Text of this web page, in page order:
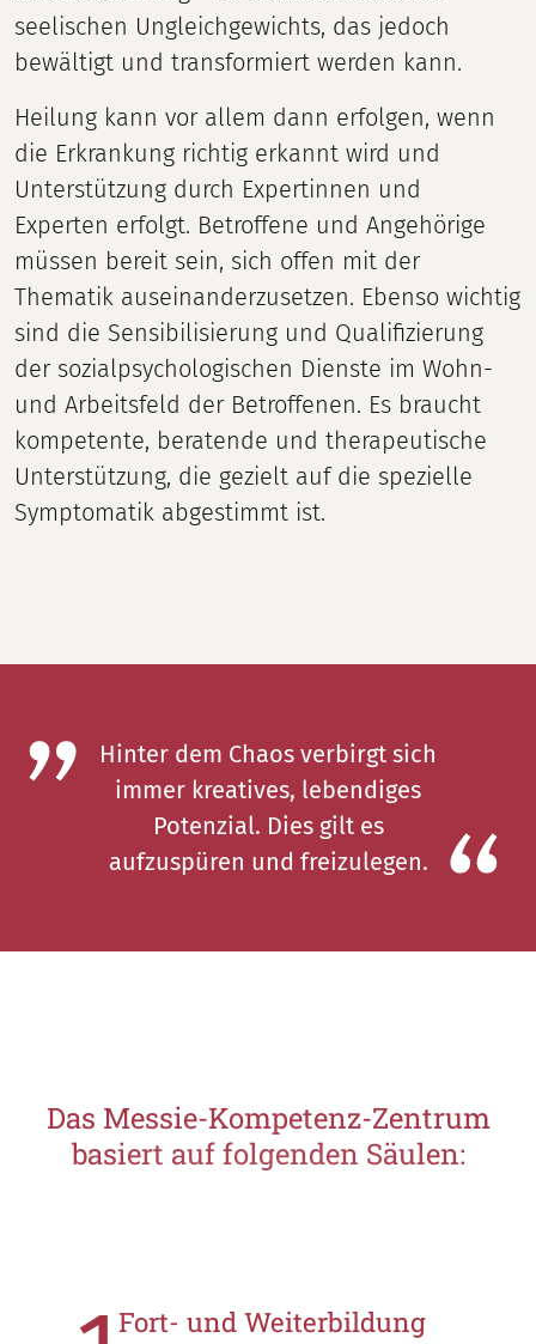
seelischen Ungleichgewichts, das jedoch
bewältigt und transformiert werden kann.
Heilung kann vor allem dann erfolgen, wenn
die Erkrankung richtig erkannt wird und
Unterstützung durch Expertinnen und
Experten erfolgt. Betroffene und Angehörige
müssen bereit sein, sich offen mit der
Thematik auseinanderzusetzen. Ebenso wichtig
sind die Sensibilisierung und Qualifizierung
der sozialpsychologischen Dienste im Wohn-
und Arbeitsfeld der Betroffenen. Es braucht
kompetente, beratende und therapeutische
Unterstützung, die gezielt auf die spezielle
Symptomatik abgestimmt ist.
Hinter dem Chaos verbirgt sich
immer kreatives, lebendiges
Potenzial. Dies gilt es
aufzuspüren und freizulegen.
Das Messie-Kompetenz-Zentrum
basiert auf folgenden Säulen:
Fort- und Weiterbildung